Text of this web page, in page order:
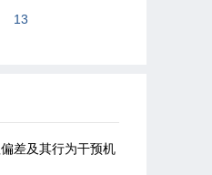
13
差及其行为干预机